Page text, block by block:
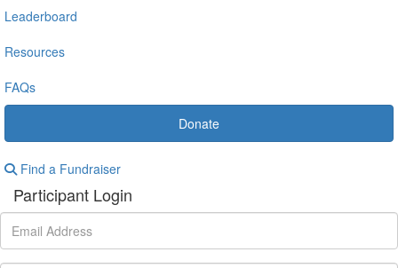
Leaderboard
Resources
FAQs
Donate
Find a Fundraiser
Participant Login